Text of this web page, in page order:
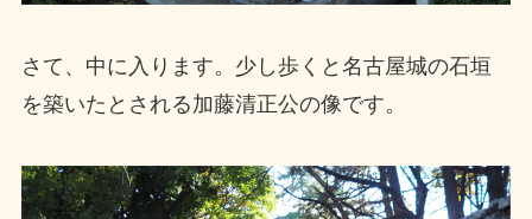
さて、中に入ります。少し歩くと名古屋城の石垣
を築いたとされる加藤清正公の像です。